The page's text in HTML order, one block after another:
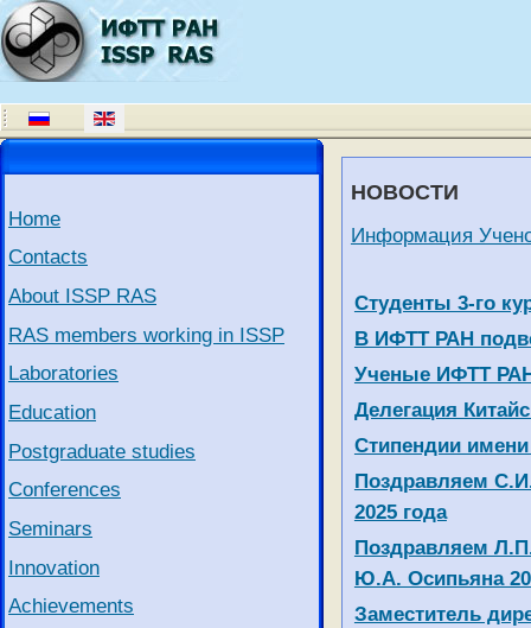
Home
Contacts
About ISSP RAS
RAS members working in ISSP
Laboratories
Education
Postgraduate studies
Conferences
Seminars
Innovation
Achievements
НОВОСТИ
Информация
Articles
Title
Студенты 3-го
В ИФТТ РАН
Ученые ИФТТ РАН
Делегация
Стипендии
Поздравляем
2025 года
Поздравляем
Ю.А. Осипьяна
Заместитель